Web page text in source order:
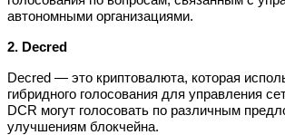
автономными организациями.
2. Decred
Decred — это криптовалюта, которая
гибридного голосования для управления
DCR могут голосовать по различным
улучшениям блокчейна.